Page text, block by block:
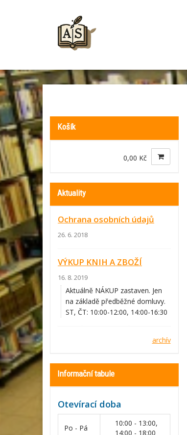
Košík
0,00 Kč
Aktuality
Ochrana osobních údajů
26. 6. 2018
VÝKUP KNIH A ZBOŽÍ
16. 8. 2019
Aktuálně NÁKUP zastaven. Jen
na základě předběžné domluvy.
ST, ČT: 10:00-12:00, 14:00-16:30
archív
Informační tabule
Otevírací doba
Po - Pá
10:00 - 13:00,
14:00 - 18:00